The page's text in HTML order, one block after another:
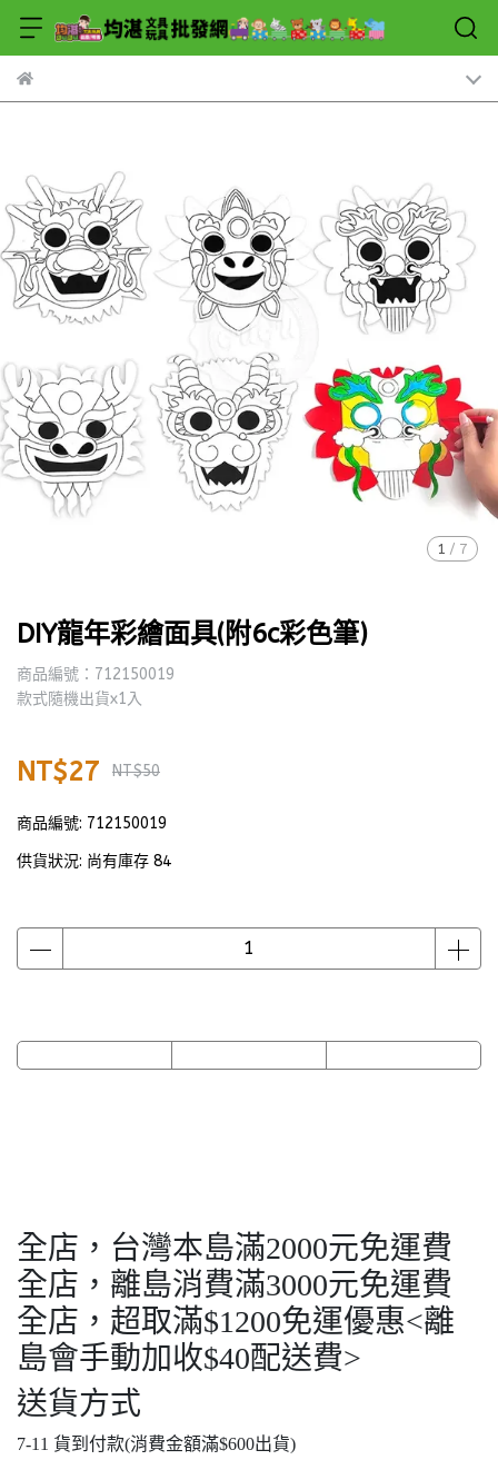
1 / 7
DIY龍年彩繪面具(附6c彩色筆)
商品編號：712150019
款式隨機出貨x1入
NT$27 NT$50
商品編號: 712150019
供貨狀況: 尚有庫存 84
全店，台灣本島滿2000元免運費
全店，離島消費滿3000元免運費
全店，超取滿$1200免運優惠<離
島會手動加收$40配送費>
送貨方式
7-11 貨到付款(消費金額滿$600出貨)